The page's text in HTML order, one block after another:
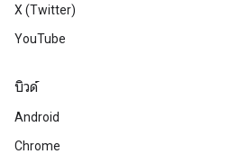
X (Twitter)
YouTube
บิวด์
Android
Chrome